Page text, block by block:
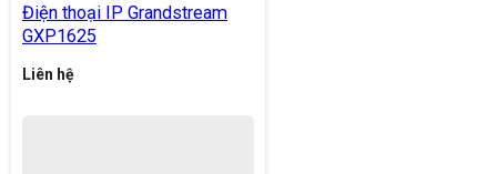
Điện thoại IP Grandstream
GXP1625
Liên hệ